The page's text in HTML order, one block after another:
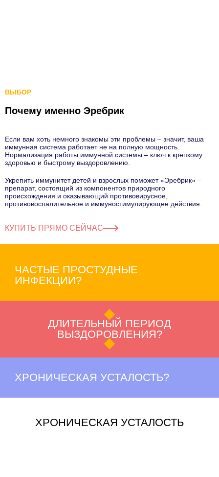
ВЫБОР
Почему именно Эребрик
Если вам хоть немного знакомы эти проблемы – значит, ваша
иммунная система работает не на полную мощность.
Нормализация работы иммунной системы – ключ к крепкому
здоровью и быстрому выздоровлению.
Укрепить иммунитет детей и взрослых поможет «Эребрик» –
препарат, состоящий из компонентов природного
происхождения и оказывающий противовирусное,
противовоспалительное и иммуностимулирующее действия.
КУПИТЬ ПРЯМО СЕЙЧАС
ЧАСТЫЕ ПРОСТУДНЫЕ
ИНФЕКЦИИ?
ДЛИТЕЛЬНЫЙ ПЕРИОД
ВЫЗДОРОВЛЕНИЯ?
ХРОНИЧЕСКАЯ УСТАЛОСТЬ?
ХРОНИЧЕСКАЯ УСТАЛОСТЬ